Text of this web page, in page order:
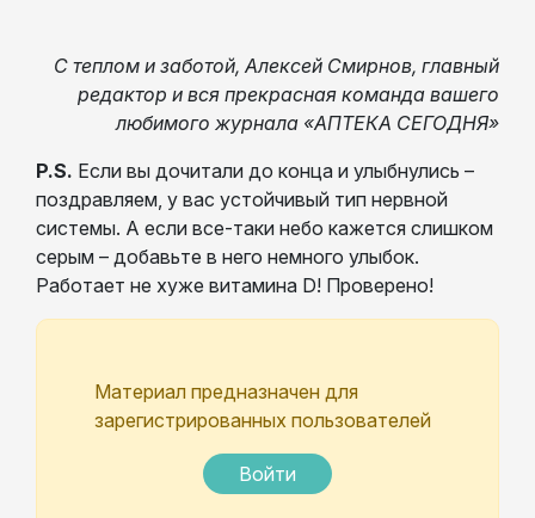
С теплом и заботой, Алексей Смирнов, главный
редактор и вся прекрасная команда вашего
любимого журнала «АПТЕКА СЕГОДНЯ»
P.S. Если вы дочитали до конца и улыбнулись –
поздравляем, у вас устойчивый тип нервной
системы. А если все-таки небо кажется слишком
серым – добавьте в него немного улыбок.
Работает не хуже витамина D! Проверено!
Материал предназначен для
зарегистрированных пользователей
Войти